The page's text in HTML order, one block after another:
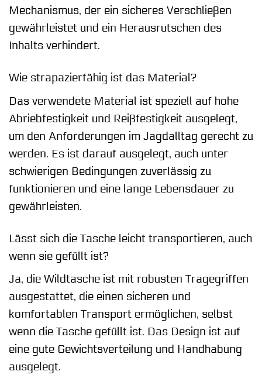
Mechanismus, der ein sicheres Verschließen
gewährleistet und ein Herausrutschen des
Inhalts verhindert.
Wie strapazierfähig ist das Material?
Das verwendete Material ist speziell auf hohe
Abriebfestigkeit und Reißfestigkeit ausgelegt,
um den Anforderungen im Jagdalltag gerecht zu
werden. Es ist darauf ausgelegt, auch unter
schwierigen Bedingungen zuverlässig zu
funktionieren und eine lange Lebensdauer zu
gewährleisten.
Lässt sich die Tasche leicht transportieren, auch
wenn sie gefüllt ist?
Ja, die Wildtasche ist mit robusten Tragegriffen
ausgestattet, die einen sicheren und
komfortablen Transport ermöglichen, selbst
wenn die Tasche gefüllt ist. Das Design ist auf
eine gute Gewichtsverteilung und Handhabung
ausgelegt.